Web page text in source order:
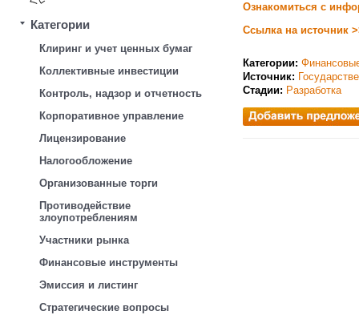
Категории
Клиринг и учет ценных бумаг
Коллективные инвестиции
Контроль, надзор и отчетность
Корпоративное управление
Лицензирование
Налогообложение
Организованные торги
Противодействие
злоупотреблениям
Участники рынка
Финансовые инструменты
Эмиссия и листинг
Стратегические вопросы
Ознакомиться с
Ссылка на источник
Категории:
Источник:
Стадии: Разработка